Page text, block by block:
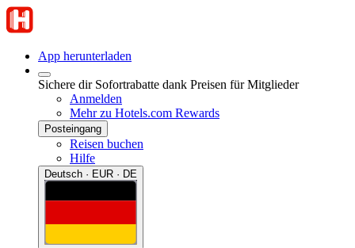
App herunterladen
Sichere dir Sofortrabatte dank Preisen für Mitglieder
Anmelden
Mehr zu Hotels.com Rewards
Posteingang
Reisen buchen
Hilfe
Deutsch · EUR · DE